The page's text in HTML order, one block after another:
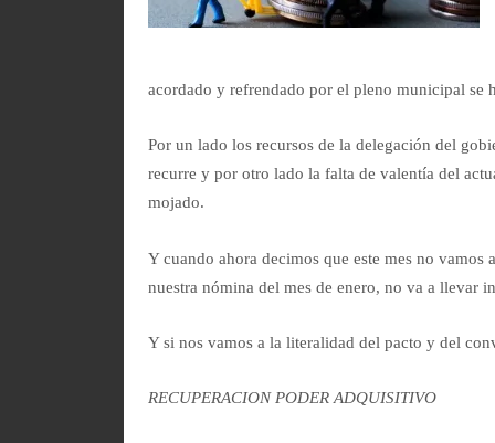
acordado y refrendado por el pleno municipal se
Por un lado los recursos de la delegación del
recurre y por otro lado la falta de valentía del
mojado.
Y cuando ahora decimos que este mes no
nuestra nómina del mes de enero, no va a llevar
Y si nos vamos a la literalidad del pacto y del
RECUPERACION PODER ADQUISITIVO